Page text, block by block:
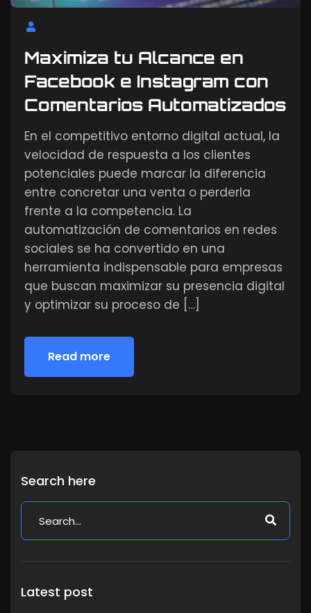
Maximiza tu Alcance en
Facebook e Instagram con
Comentarios Automatizados
En el competitivo entorno digital actual, la
velocidad de respuesta a los clientes
potenciales puede marcar la diferencia
entre concretar una venta o perderla
frente a la competencia. La
automatización de comentarios en redes
sociales se ha convertido en una
herramienta indispensable para empresas
que buscan maximizar su presencia digital
y optimizar su proceso de […]
Read more
Search here
Latest post